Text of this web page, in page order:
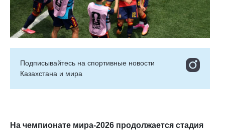
Подписывайтесь на cпортивные новости
Казахстана и мира
На чемпионате мира-2026 продолжается стадия